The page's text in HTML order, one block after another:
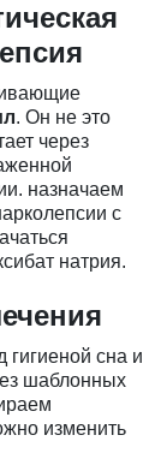
. Он не это
через
назначаем
с
натрия.
сна и
шаблонных
изменить